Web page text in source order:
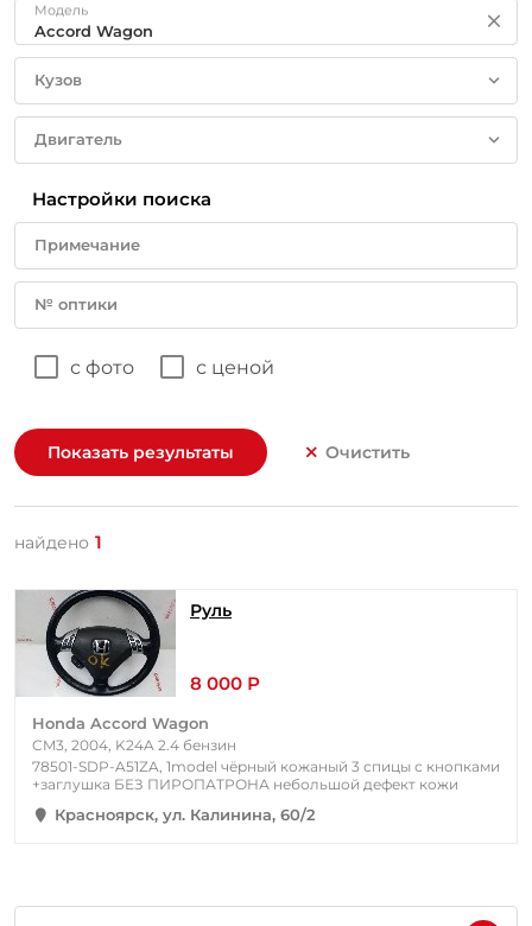
Модель
Кузов
Двигатель
Настройки поиска
Примечание
№ оптики
с фото с ценой
Показать результаты Очистить
найдено 1
Руль
8 000 Р
Honda Accord Wagon
CM3, 2004, K24A 2.4 бензин
78501-SDP-A51ZA, 1model чёрный кожаный 3 спицы с кнопками
+заглушка БЕЗ ПИРОПАТРОНА небольшой дефект кожи
Красноярск, ул. Калинина, 60/2